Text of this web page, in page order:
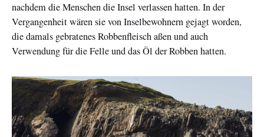
nachdem die Menschen die Insel verlassen hatten. In der
Vergangenheit wären sie von Inselbewohnern gejagt worden,
die damals gebratenes Robbenfleisch aßen und auch
Verwendung für die Felle und das Öl der Robben hatten.